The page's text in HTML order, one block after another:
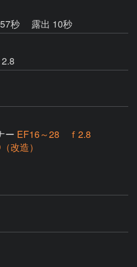
秒
露出 10秒
ー EF16～28 ｆ2.8
改造）